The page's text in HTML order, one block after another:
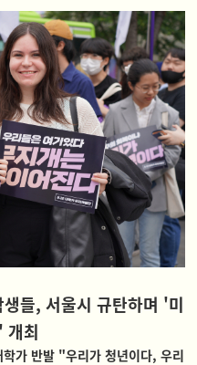
들, 서울시 규탄하며 '미
개최
가 반발 "우리가 청년이다, 우리